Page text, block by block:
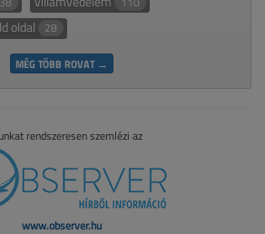
oldal 28
MÉG TÖBB ROVAT →
rendszeresen szemlézi az
www.observer.hu